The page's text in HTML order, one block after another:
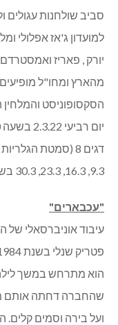
סביב שולחנות עגולים
למועדון ג'אז אפלולי
יורק , פאריז
מהארץ ומחו"ל
הסקסופוניסט והמלחין
דגים 8 (סמטת
9.3, 16.3, 23.3, 30.3 בשעה 21:00.
"עכבארים"
עיבוד אוניברסאלי של
פטריק שנלי בשנת 1984.
הוא מתרחש במשך
שהחברה דחתה אותם
ועל בירה וסמים